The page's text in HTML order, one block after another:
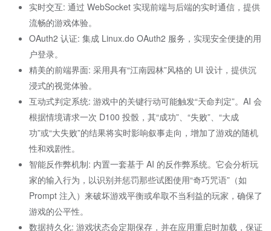
实时交互: 通过 WebSocket 实现前端与后端的实时通信，提供
流畅的游戏体验。
OAuth2 认证: 集成 Linux.do OAuth2 服务，实现安全便捷的用
户登录。
精美的前端界面: 采用具有“江南园林”风格的 UI 设计，提供沉
浸式的视觉体验。
互动式判定系统: 游戏中的关键行动可能触发“天命判定”。AI 会
根据情境请求一次 D100 投骰，其“成功”、“失败”、“大成
功”或“大失败”的结果将实时影响叙事走向，增加了游戏的随机
性和戏剧性。
智能反作弊机制: 内置一套基于 AI 的反作弊系统。它会分析玩
家的输入行为，以识别并惩罚那些试图使用“奇巧咒语”（如
Prompt 注入）来破坏游戏平衡或牟取不当利益的玩家，确保了
游戏的公平性。
数据持久化: 游戏状态会定期保存，并在应用重启时加载，保证